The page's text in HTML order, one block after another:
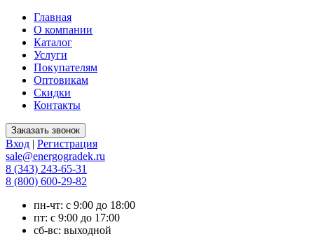
Главная
О компании
Каталог
Услуги
Покупателям
Оптовикам
Скидки
Контакты
Вход | Регистрация
sale@energogradek.ru
8 (343) 243-65-31
8 (800) 600-29-82
пн-чт: с 9:00 до 18:00
пт: с 9:00 до 17:00
сб-вс: выходной